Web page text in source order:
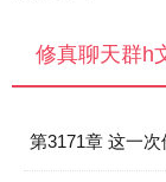
修真聊天群h
第3171章 这一